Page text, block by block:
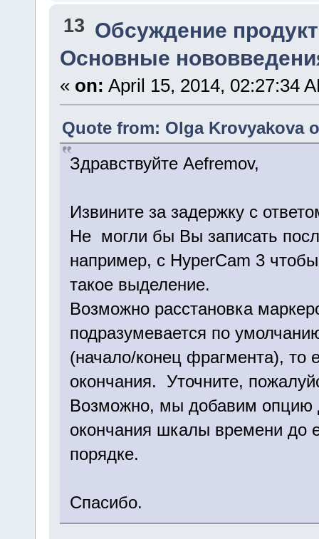
13 Обсуждение
Основные
« on: April 15, 2014, 02:27:34
Quote from: Olga Krovyakova
Здравствуйте Aefremov,
Извините за задержку с
Не могли бы Вы записать
например, с HyperCam 3
такое выделение.
Возможно расстановка
подразумевается по
(начало/конец фрагмента), то
окончания. Уточните,
Возможно, мы добавим опцию
окончания шкалы времени до
порядке.
Спасибо.